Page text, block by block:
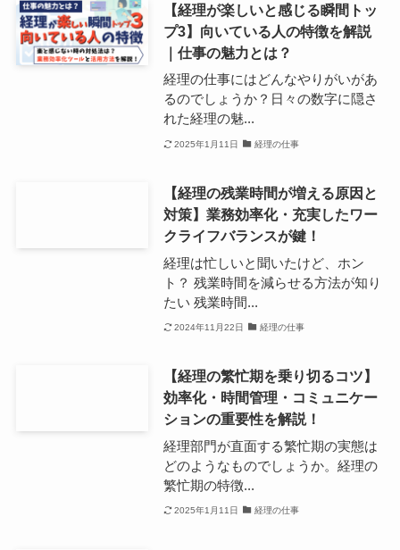
【経理が楽しいと感じる瞬間トッ
プ3】向いている人の特徴を解説
｜仕事の魅力とは？
経理の仕事にはどんなやりがいがあ
るのでしょうか？日々の数字に隠さ
れた経理の魅...
2025年1月11日 経理の仕事
【経理の残業時間が増える原因と
対策】業務効率化・充実したワー
クライフバランスが鍵！
経理は忙しいと聞いたけど、ホン
ト？ 残業時間を減らせる方法が知り
たい 残業時間...
2024年11月22日 経理の仕事
【経理の繁忙期を乗り切るコツ】
効率化・時間管理・コミュニケー
ションの重要性を解説！
経理部門が直面する繁忙期の実態は
どのようなものでしょうか。経理の
繁忙期の特徴...
2025年1月11日 経理の仕事